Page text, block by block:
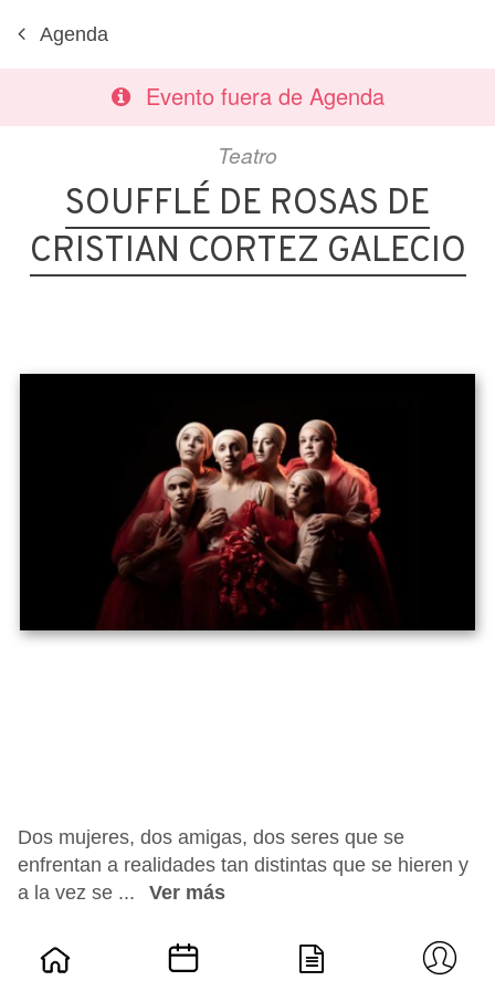
Agenda
Evento fuera de Agenda
Teatro
SOUFFLÉ DE ROSAS DE
CRISTIAN CORTEZ GALECIO
Dos mujeres, dos amigas, dos seres que se
enfrentan a realidades tan distintas que se hieren y
a la vez se ...
Ver más